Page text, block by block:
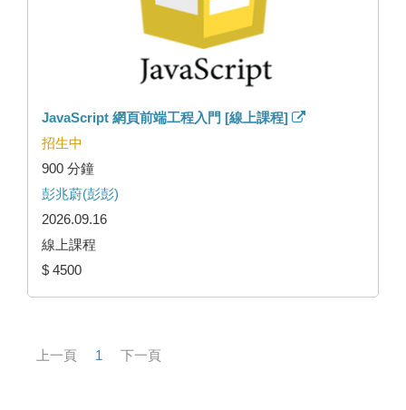
JavaScript 網頁前端工程入門 [線上課程]
招生中
900 分鐘
彭兆蔚(彭彭)
2026.09.16
線上課程
$ 4500
上一頁 1 下一頁